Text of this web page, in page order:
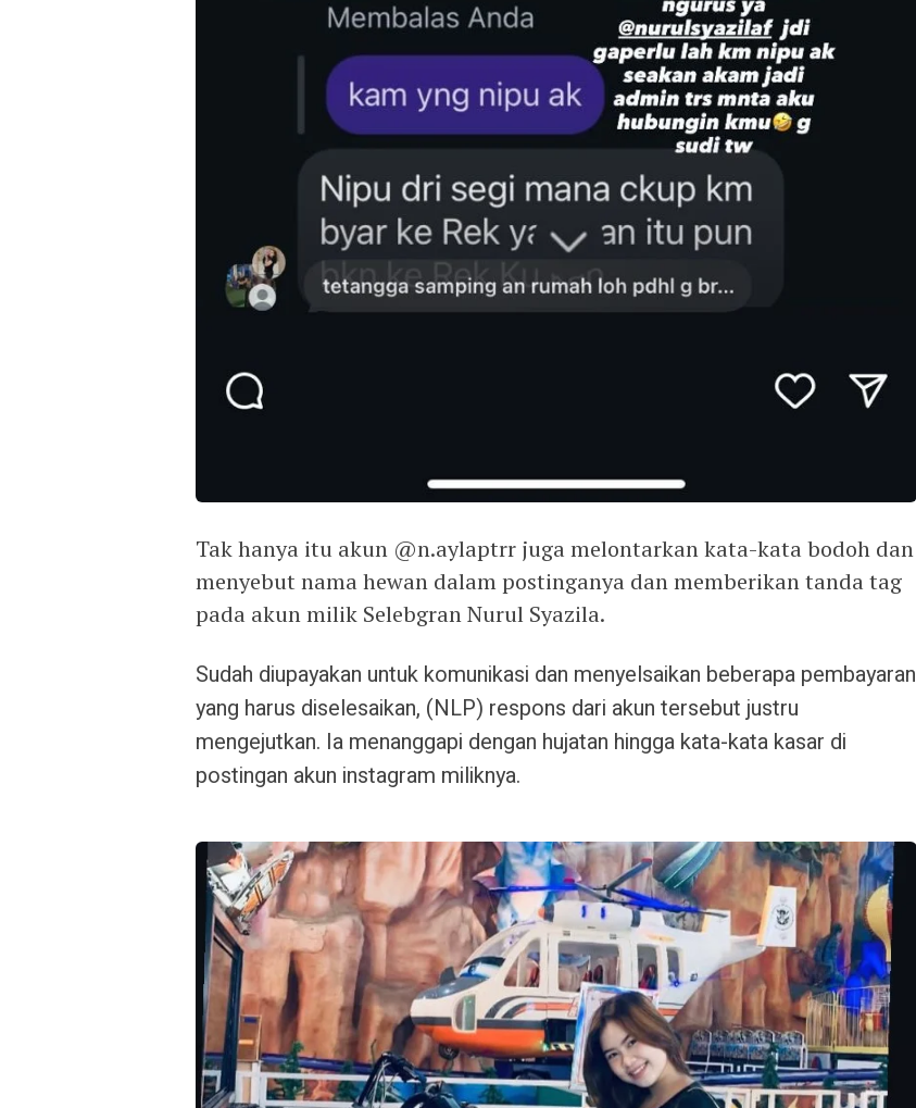
Tak hanya itu akun @n.aylaptrr juga melontarkan kata-kata bodoh dan
menyebut nama hewan dalam postinganya dan memberikan tanda tag
pada akun milik Selebgran Nurul Syazila.
Sudah diupayakan untuk komunikasi dan menyelsaikan beberapa pembayaran
yang harus diselesaikan, (NLP) respons dari akun tersebut justru
mengejutkan. Ia menanggapi dengan hujatan hingga kata-kata kasar di
postingan akun instagram miliknya.